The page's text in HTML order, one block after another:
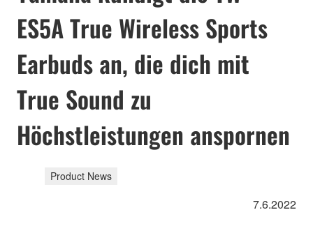
ES5A True Wireless Sports
Earbuds an, die dich mit
True Sound zu
Höchstleistungen anspornen
Product News
7.6.2022